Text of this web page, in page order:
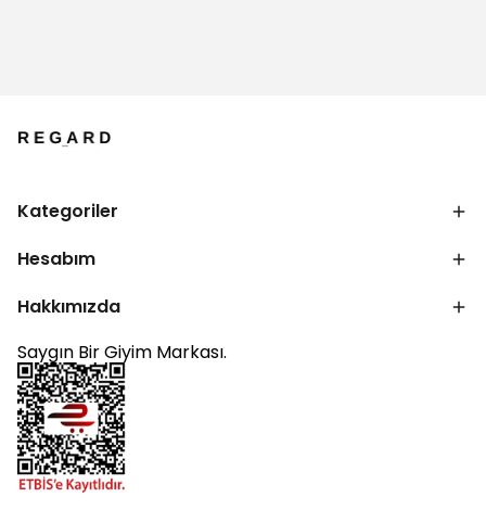
Kategoriler
Hesabım
Hakkımızda
Saygın Bir Giyim Markası.